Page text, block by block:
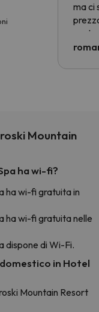
ma ci
Mountain
ha wi-fi?
ha wi-fi gratuita in
ha wi-fi gratuita nelle
dispone di Wi-Fi.
in Hotel
Mountain Resort